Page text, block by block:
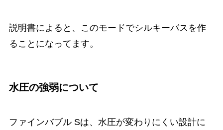
説明書によると、このモードでシルキーバスを作
ることになってます。
水圧の強弱について
ファインバブル Sは、水圧が変わりにくい設計に